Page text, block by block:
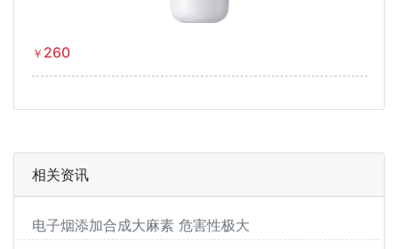
￥ 260
相关资讯
电子烟添加合成大麻素 危害性极大